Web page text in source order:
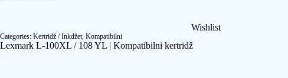
Wishlist
Categories: Kertridž / Inkdžet, Kompatibilni
Lexmark L-100XL / 108 YL | Kompatibilni kertridž